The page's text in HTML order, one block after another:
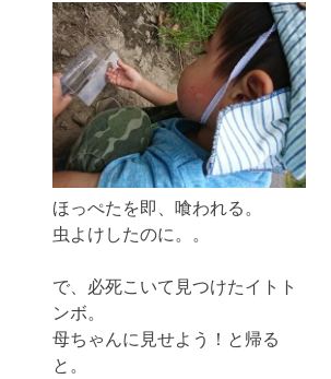
ほっぺたを即、喰われる。
虫よけしたのに。。
で、必死こいて見つけたイトト
ンボ。
母ちゃんに見せよう！と帰る
と。